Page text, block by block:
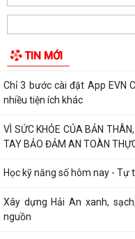
TIN MỚI
nguồn
tuyến đường trước cửa trường
PHƯỜNG HẢI AN TUYÊN
LUẬN XÃ HỘI TRỰC TUYẾN
Các ngày lễ, ngày kỷ niệm nổi
NHANH CHÓNG, TIỆN LỢI